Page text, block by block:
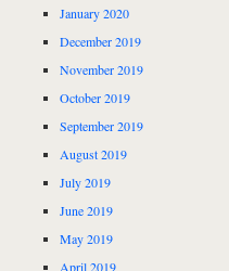
January 2020
December 2019
November 2019
October 2019
September 2019
August 2019
July 2019
June 2019
May 2019
April 2019